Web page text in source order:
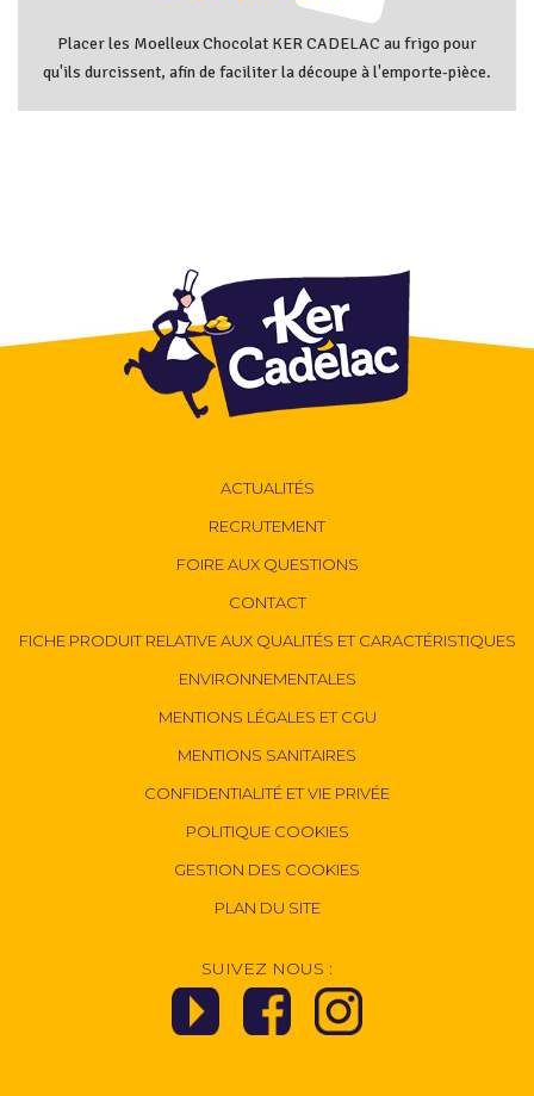
Placer les Moelleux Chocolat KER CADELAC au frigo pour
qu'ils durcissent, afin de faciliter la découpe à l'emporte-pièce.
ACTUALITÉS
RECRUTEMENT
FOIRE AUX QUESTIONS
CONTACT
FICHE PRODUIT RELATIVE AUX QUALITÉS ET CARACTÉRISTIQUES
ENVIRONNEMENTALES
MENTIONS LÉGALES ET CGU
MENTIONS SANITAIRES
CONFIDENTIALITÉ ET VIE PRIVÉE
POLITIQUE COOKIES
GESTION DES COOKIES
PLAN DU SITE
SUIVEZ NOUS :